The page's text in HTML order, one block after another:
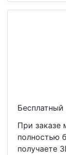
При заказе
полностью
получаете